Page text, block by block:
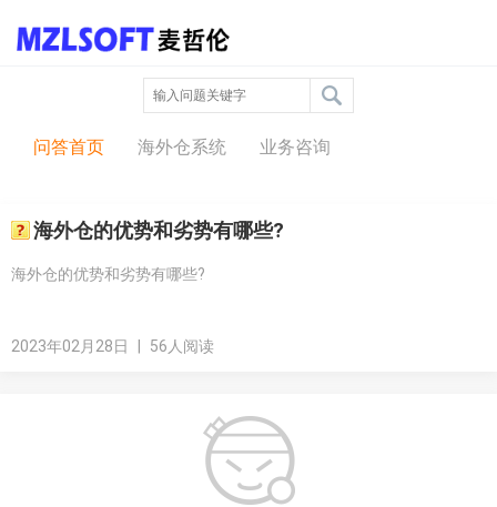
问答中心
问答首页 海外仓系统 业务咨询
海外仓的优势和劣势有哪些?
海外仓的优势和劣势有哪些?
2023年02月28日 56人阅读